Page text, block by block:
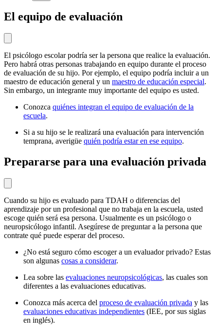
El equipo de evaluación
El psicólogo escolar podría ser la persona que realice la evaluación.
Pero habrá otras personas trabajando en equipo durante el proceso
de evaluación de su hijo. Por ejemplo, el equipo podría incluir a un
maestro de educación general y un maestro de educación especial.
Sin embargo, un integrante muy importante del equipo es usted.
Conozca quiénes integran el equipo de evaluación de la
escuela.
Si a su hijo se le realizará una evaluación para intervención
temprana, averigüe quién podría estar en ese equipo.
Prepararse para una evaluación privada
Cuando su hijo es evaluado para TDAH o diferencias del
aprendizaje por un profesional que no trabaja en la escuela, usted
escoge quién será esa persona. Usualmente es un psicólogo o
neuropsicólogo infantil. Asegúrese de preguntar a la persona que
contrate qué puede esperar del proceso.
¿No está seguro cómo escoger a un evaluador privado? Estas
son algunas cosas a considerar.
Lea sobre las evaluaciones neuropsicológicas, las cuales son
diferentes a las evaluaciones educativas.
Conozca más acerca del proceso de evaluación privada y las
evaluaciones educativas independientes (IEE, por sus siglas
en inglés).